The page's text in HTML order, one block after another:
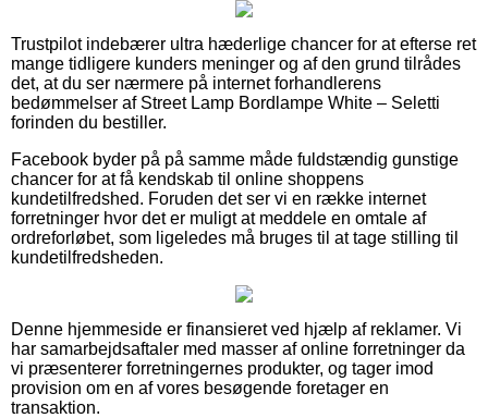
Trustpilot indebærer ultra hæderlige chancer for at efterse ret
mange tidligere kunders meninger og af den grund tilrådes
det, at du ser nærmere på internet forhandlerens
bedømmelser af Street Lamp Bordlampe White – Seletti
forinden du bestiller.
Facebook byder på på samme måde fuldstændig gunstige
chancer for at få kendskab til online shoppens
kundetilfredshed. Foruden det ser vi en række internet
forretninger hvor det er muligt at meddele en omtale af
ordreforløbet, som ligeledes må bruges til at tage stilling til
kundetilfredsheden.
Denne hjemmeside er finansieret ved hjælp af reklamer. Vi
har samarbejdsaftaler med masser af online forretninger da
vi præsenterer forretningernes produkter, og tager imod
provision om en af vores besøgende foretager en
transaktion.